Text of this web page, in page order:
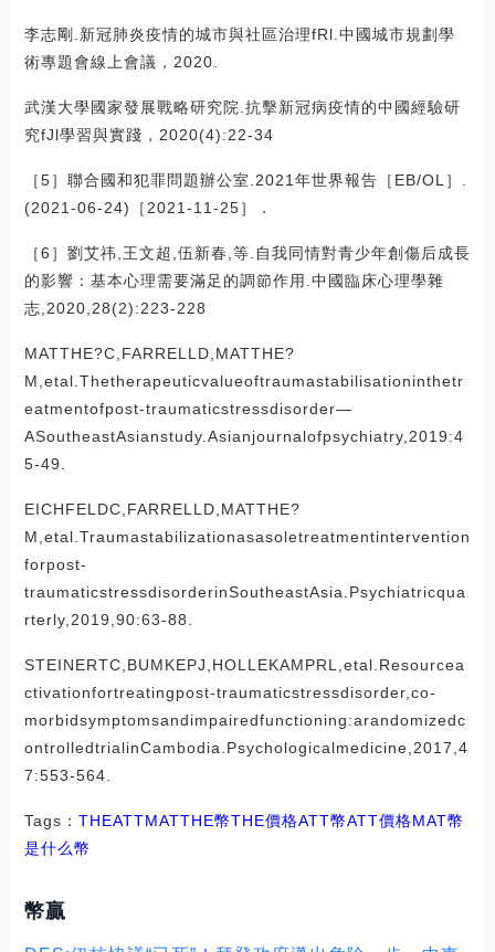
李志剛.新冠肺炎疫情的城市與社區治理fRl.中國城市規劃學
術專題會線上會議，2020.
武漢大學國家發展戰略研究院.抗擊新冠病疫情的中國經驗研
究fJl學習與實踐，2020(4):22-34
［5］聯合國和犯罪問題辦公室.2021年世界報告［EB/OL］.
(2021-06-24)［2021-11-25］．
［6］劉艾祎,王文超,伍新春,等.自我同情對青少年創傷后成長
的影響：基本心理需要滿足的調節作用.中國臨床心理學雜
志,2020,28(2):223-228
MATTHE?C,FARRELLD,MATTHE?
M,etal.Thetherapeuticvalueoftraumastabilisationinthetr
eatmentofpost-traumaticstressdisorder—
ASoutheastAsianstudy.Asianjournalofpsychiatry,2019:4
5-49.
EICHFELDC,FARRELLD,MATTHE?
M,etal.Traumastabilizationasasoletreatmentintervention
forpost-
traumaticstressdisorderinSoutheastAsia.Psychiatricqua
rterly,2019,90:63-88.
STEINERTC,BUMKEPJ,HOLLEKAMPRL,etal.Resourcea
ctivationfortreatingpost-traumaticstressdisorder,co-
morbidsymptomsandimpairedfunctioning:arandomizedc
ontrolledtrialinCambodia.Psychologicalmedicine,2017,4
7:553-564.
Tags： THEATTMATTHE幣THE價格ATT幣ATT價格MAT幣
是什么幣
幣贏